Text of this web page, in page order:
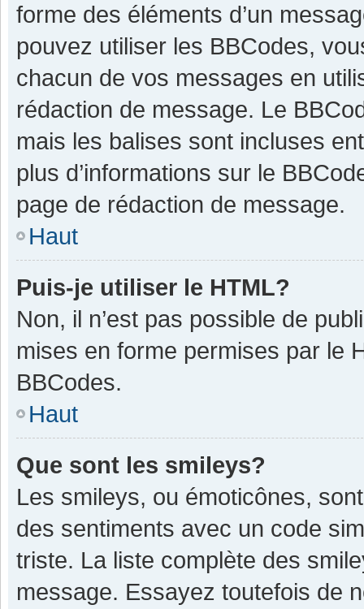
forme des éléments d’un
pouvez utiliser les BBCodes,
chacun de vos messages en
rédaction de message. Le
mais les balises sont incluses
plus d’informations sur le
page de rédaction de message.
Haut
Puis-je utiliser le HTML?
Non, il n’est pas possible de
mises en forme permises par le
BBCodes.
Haut
Que sont les smileys?
Les smileys, ou émoticônes,
des sentiments avec un code
triste. La liste complète des
message. Essayez toutefois de